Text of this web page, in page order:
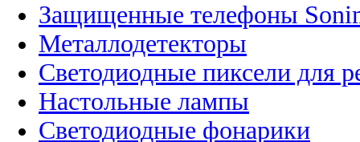
Защищенные телефоны
Металлодетекторы
Светодиодные пиксели для
Настольные лампы
Светодиодные фонарики